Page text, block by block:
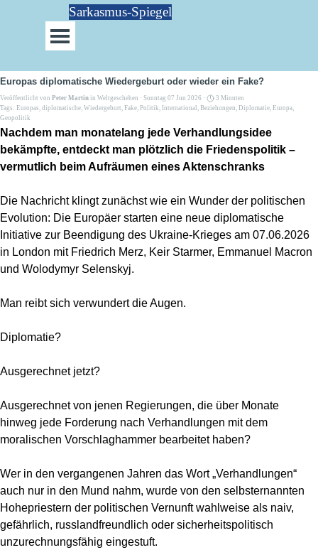
Direkt zum SeiteninhaltSarkasmus-Spiegel
Menü überspringen
Europas diplomatische Wiedergeburt oder wieder ein Fake?
Veröffentlicht von Peter Martin in Weltgeschehen · Sonntag 07 Jun 2026 ·
3 Minuten
Tags: Europas, diplomatische, Wiedergeburt, Fake, Politik, International , Beziehungen, Diplomatie, Europa,
Geopolitik
Nachdem man monatelang jede Verhandlungsidee
bekämpfte, entdeckt man plötzlich die Friedenspolitik –
vermutlich beim Aufräumen eines Aktenschranks
Die Nachricht klingt zunächst wie ein Wunder der politischen
Evolution: Die Europäer starten eine neue diplomatische
Initiative zur Beendigung des Ukraine-Krieges am 07.06.2026
in London mit Friedrich Merz, Keir Starmer, Emmanuel Macron
und Wolodymyr Selenskyj.
Man reibt sich verwundert die Augen.
Diplomatie?
Ausgerechnet jetzt?
Ausgerechnet von jenen Regierungen, die über Monate
hinweg jede Forderung nach Verhandlungen mit dem
moralischen Vorschlaghammer bearbeitet haben?
Wer in den vergangenen Jahren das Wort „Verhandlungen“
auch nur in den Mund nahm, wurde von den selbsternannten
Hohepriestern der politischen Vernunft wahlweise als naiv,
gefährlich, russlandfreundlich oder sicherheitspolitisch
unzurechnungsfähig eingestuft.